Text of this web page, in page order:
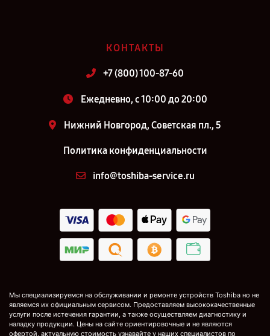
КОНТАКТЫ
+7 (800) 100-87-60
Ежедневно, с 10:00 до 20:00
Нижний Новгород, Советская пл., 5
Политика конфиденциальности
info@toshiba-service.ru
Мы специализируемся на обслуживании и ремонте устройств Toshiba но не
являемся их официальным сервисом. Предоставляем высококачественные
услуги после истечения гарантии, а также осуществляем диагностику и
наладку продукции. Цены на сайте ориентировочные и не являются
офертой, актуальную стоимость узнавайте у наших специалистов по